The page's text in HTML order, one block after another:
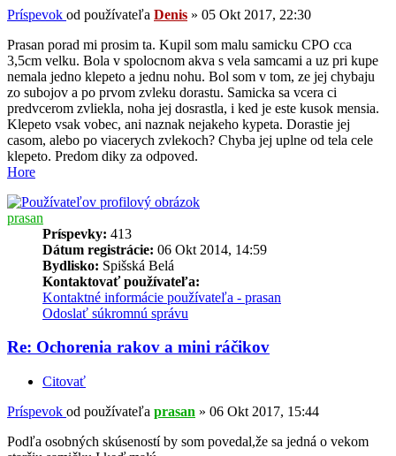
Príspevok od používateľa Denis » 05 Okt 2017, 22:30
Prasan porad mi prosim ta. Kupil som malu samicku CPO cca
3,5cm velku. Bola v spolocnom akva s vela samcami a uz pri kupe
nemala jedno klepeto a jednu nohu. Bol som v tom, ze jej chybaju
zo subojov a po prvom zvleku dorastu. Samicka sa vcera ci
predvcerom zvliekla, noha jej dosrastla, i ked je este kusok mensia.
Klepeto vsak vobec, ani naznak nejakeho kypeta. Dorastie jej
casom, alebo po viacerych zvlekoch? Chyba jej uplne od tela cele
klepeto. Predom diky za odpoved.
Hore
prasan
Príspevky: 413
Dátum registrácie: 06 Okt 2014, 14:59
Bydlisko: Spišská Belá
Kontaktovať používateľa:
Kontaktné informácie používateľa - prasan
Odoslať súkromnú správu
Re: Ochorenia rakov a mini ráčikov
Citovať
Príspevok od používateľa prasan » 06 Okt 2017, 15:44
Podľa osobných skúseností by som povedal,že sa jedná o vekom